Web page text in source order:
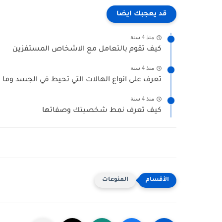
قد يعجبك ايضا
منذ 4 سنة
كيف تقوم بالتعامل مع الاشخاص المستفزين
منذ 4 سنة
تعرف على انواع الهالات التي تحيط في الجسد
منذ 4 سنة
كيف تعرف نمط شخصيتك وصفاتها
المنوعات